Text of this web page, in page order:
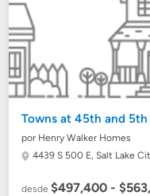
Towns at 45th and 5th
por Henry Walker Homes
4439 S 500 E,Salt Lake
desde$497,400 -